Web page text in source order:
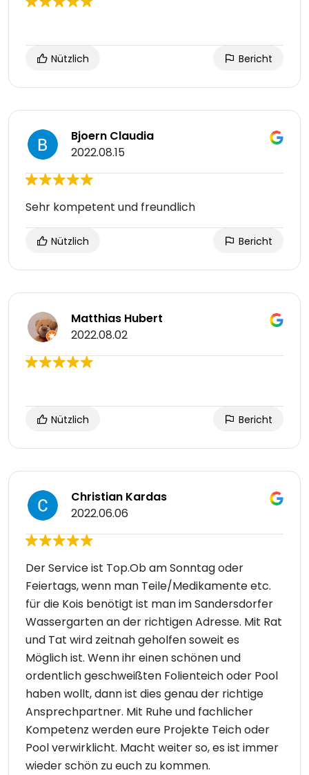
Nützlich Bericht
Bjoern Claudia
2022.08.15
Sehr kompetent und freundlich
Nützlich Bericht
Matthias Hubert
2022.08.02
Nützlich Bericht
Christian Kardas
2022.06.06
Der Service ist Top.Ob am Sonntag oder
Feiertags, wenn man Teile/Medikamente etc.
für die Kois benötigt ist man im Sandersdorfer
Wassergarten an der richtigen Adresse. Mit Rat
und Tat wird zeitnah geholfen soweit es
Möglich ist. Wenn ihr einen schönen und
ordentlich geschweißten Folienteich oder Pool
haben wollt, dann ist dies genau der richtige
Ansprechpartner. Mit Ruhe und fachlicher
Kompetenz werden eure Projekte Teich oder
Pool verwirklicht. Macht weiter so, es ist immer
wieder schön zu euch zu kommen.